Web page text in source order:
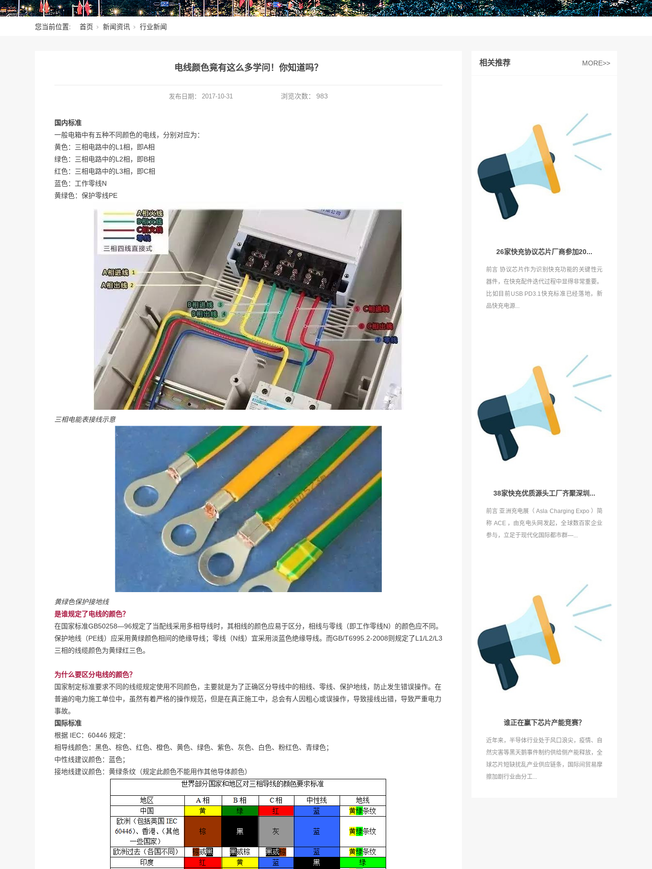
您当前位置: 首页 新闻资讯 行业新闻
电线颜色竟有这么多学问！你知道吗？
发布日期： 2017-10-31 浏览次数： 983
国内标准
一般电箱中有五种不同颜色的电线，分别对应为：
黄色：三相电路中的L1相，即A相
绿色： 三相电路中的L2相，即B相
红色：三相电路中的L3相，即C相
蓝色：工作零线N
黄绿色：保护零线PE
三相电能表接线示意
黄绿色保护接地线
是谁规定了电线的颜色？
在国家标准GB50258—96规定了当配线采用多相导线时，其相线的颜色应易于区分，相线与零线（即工作零线N）的颜色应不同。
保护地线（PE线）应采用黄绿颜色相间的绝缘导线；零线（N线）宜采用淡蓝色绝缘导线。而GB/T6995.2-2008则规定了L1/L2/L3
三相的线缆颜色为黄绿红三色。
为什么要区分电线的颜色？
国家制定标准要求不同的线缆规定使用不同颜色，主要就是为了正确区分导线中的相线、零线、保护地线，防止发生错误操作。在
普遍的电力施工单位中，虽然有着严格的操作规范，但是在真正施工中，总会有人因粗心或误操作，导致接线出错，导致严重电力
事故。
国际标准
根据 IEC：60446 规定：
相导线颜色：黑色、棕色、红色、橙色、黄色、绿色、紫色、灰色、白色、粉红色、青绿色；
中性线建议颜色：蓝色；
接地线建议颜色：黄绿条纹（规定此颜色不能用作其他导体颜色）
相关推荐 MORE>>
26家快充协议芯片厂商参加20...
前言 协议芯片作为识别快充功能的关键性元
器件，在快充配件迭代过程中显得非常重要。
比如目前USB PD3.1快充标准已经落地，新
品快充电源...
38家快充优质源头工厂齐聚深圳...
前言 亚洲充电展（ Asla Charging Expo ）简
称 ACE ，由充电头网发起，全球数百家企业
参与，立足于现代化国际都市群—...
谁正在赢下芯片产能竞赛？
近年来，半导体行业处于风口浪尖，疫情、自
然灾害等黑天鹅事件制约供给侧产能释放，全
球芯片短缺扰乱产业供应链条，国际间贸易摩
擦加剧行业由分工...